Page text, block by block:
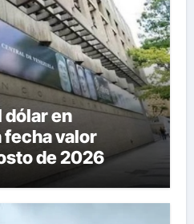
dólar en
fecha valor
de 2026